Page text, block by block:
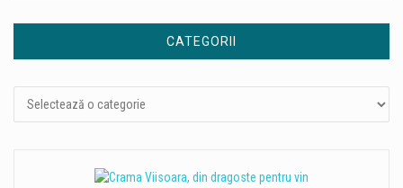
CATEGORII